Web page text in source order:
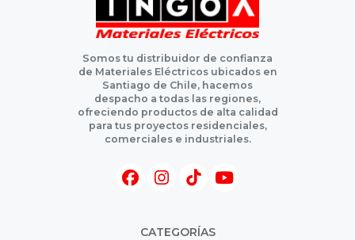
Somos tu distribuidor de confianza
de Materiales Eléctricos ubicados en
Santiago de Chile, hacemos
despacho a todas las regiones,
ofreciendo productos de alta calidad
para tus proyectos residenciales,
comerciales e industriales.
CATEGORÍAS